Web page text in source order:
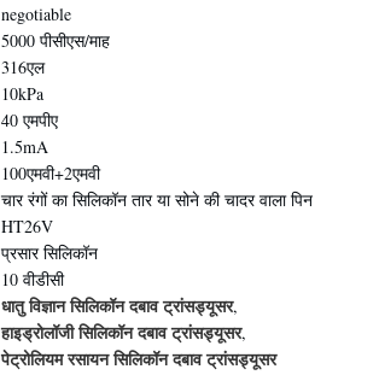
negotiable
5000 पीसीएस/माह
316एल
10kPa
40 एमपीए
1.5mA
100एमवी+2एमवी
चार रंगों का सिलिकॉन तार या सोने की चादर वाला पिन
HT26V
प्रसार सिलिकॉन
10 वीडीसी
धातु विज्ञान सिलिकॉन दबाव ट्रांसड्यूसर,
हाइड्रोलॉजी सिलिकॉन दबाव ट्रांसड्यूसर,
पेट्रोलियम रसायन सिलिकॉन दबाव ट्रांसड्यूसर